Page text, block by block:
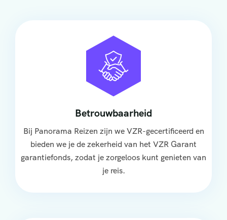
Betrouwbaarheid
Bij Panorama Reizen zijn we VZR-gecertificeerd en
bieden we je de zekerheid van het VZR Garant
garantiefonds, zodat je zorgeloos kunt genieten van
je reis.